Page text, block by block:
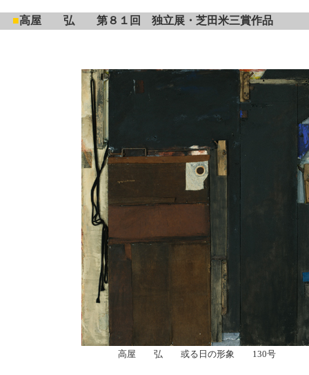
■高屋 弘 第８１回 独立展・芝田米三賞作品
高屋 弘 或る日の形象 130号